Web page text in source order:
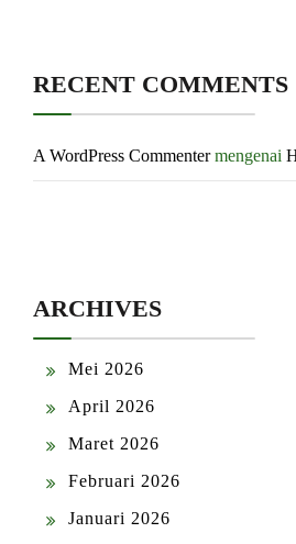
RECENT COMMENTS
A WordPress Commentermengenai
ARCHIVES
Mei 2026
April 2026
Maret 2026
Februari 2026
Januari 2026